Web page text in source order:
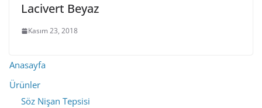
Lacivert Beyaz
Kasım 23, 2018
Anasayfa
Ürünler
Söz Nişan Tepsisi